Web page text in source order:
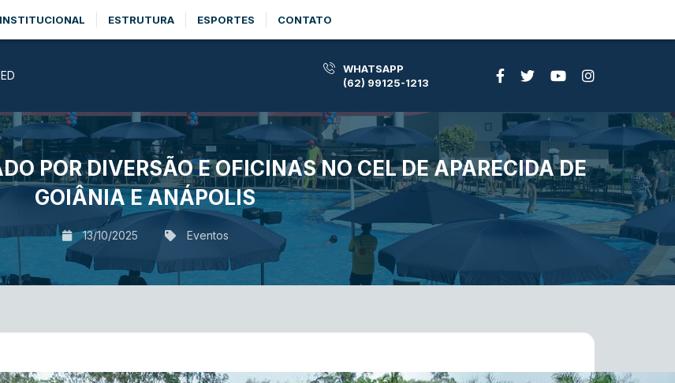
INSTITUCIONAL ESTRUTURA ESPORTES CONTATO
WHATSAPP
(62) 99125-1213
POR DIVERSÃO E OFICINAS NO CEL DE APARECIDA DE
GOIÂNIA E ANÁPOLIS
13/10/2025 Eventos